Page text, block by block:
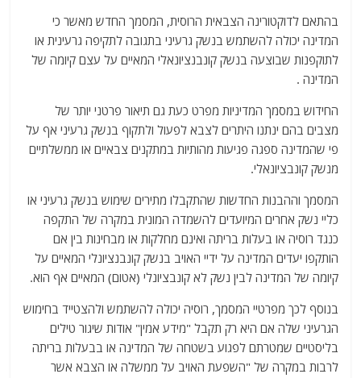
בהתאם לדוקטורינה הצבאית הרוסית, המסמך החדש מאשר כי
המדינה יכולה להשתמש בנשק גרעיני בתגובה לתקיפה גרעינית או
לתוקפנות שבוצעה בנשק קונבנציונאלי המאיים על עצם קיומה של
המדינה .
החידוש במסמך המדיניות מפרט כעת גם תיאור פרטני יותר של
מצבים בהם ינתנו היתרים לצבא לפעול ולתקוף בנשק גרעיני אף על
פי שהמדינה ספגה פגיעות מהותיות במתקנים צבאיים או ממשלתיים
מנשק קונבציונאלי.
המסמך וההבנות החדשות שהתקבלו מתירים שימוש בנשק גרעיני או
כליי נשק אחרים המיועדים להשמדה המונית במקרה של התקפה
כנגד רוסיה או בעלות בריתה ואינם מחלקות או מבחינות בין אם
הותקפו יעדים המדינה על ידיי האויב בנשק קונבנציונלי המאיים על
קיומה של המדינה לבין נשק לא קונבציונלי (אטום) המאיים אף הוא.
בנוסף לכך מפרטיי המסמך, רוסיה יכולה להשתמש ולהצטייד בחימוש
הגרעיני שלה אם היא רק תקבל "מידע אמין" אודות שיגור טילים
בליסטיים שמטרתם לפגוע בשטחה של המדינה או בבעלות בריתה
לרבות במקרה של "השפעת האויב על ממשלה או הצבא אשר